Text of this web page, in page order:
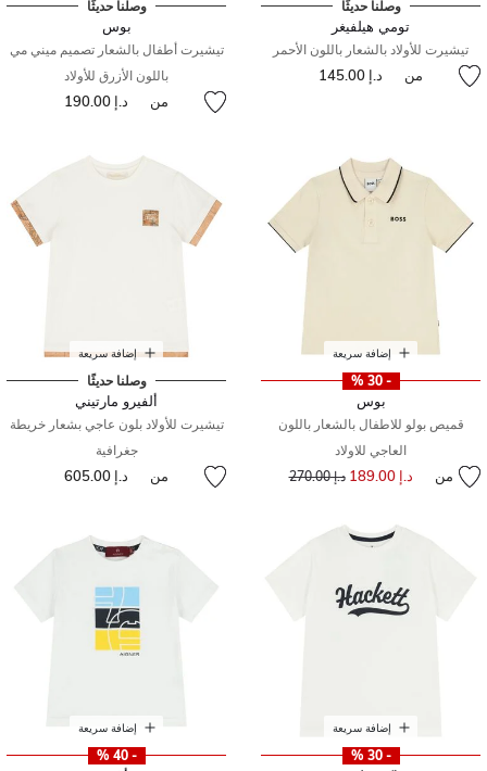
وصلنا حديثًا
تومي هيلفيغر
تيشيرت للأولاد بالشعار باللون الأحمر
من د.إ 145.00
وصلنا حديثًا
بوس
تيشيرت أطفال بالشعار تصميم ميني مي
باللون الأزرق للأولاد
من د.إ 190.00
إضافة سريعة
- 30 %
بوس
قميص بولو للاطفال بالشعار باللون
العاجي للاولاد
من د.إ 189.00 سعر مخفض مند.إ 270.00
إضافة سريعة
وصلنا حديثًا
ألفيرو مارتيني
تيشيرت للأولاد بلون عاجي بشعار خريطة
جغرافية
من د.إ 605.00
إضافة سريعة
- 30 %
إضافة سريعة
- 40 %